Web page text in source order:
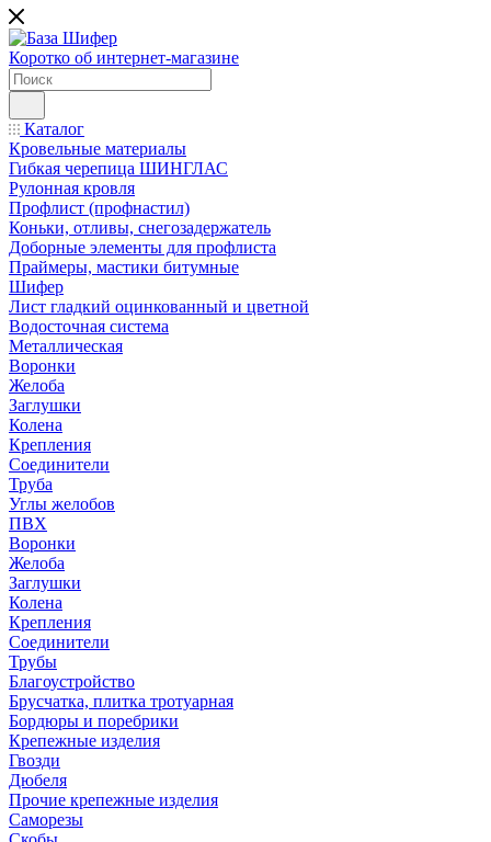
Коротко об интернет-магазине
Каталог
Кровельные материалы
Гибкая черепица ШИНГЛАС
Рулонная кровля
Профлист (профнастил)
Коньки, отливы, снегозадержатель
Доборные элементы для профлиста
Праймеры, мастики битумные
Шифер
Лист гладкий оцинкованный и цветной
Водосточная система
Металлическая
Воронки
Желоба
Заглушки
Колена
Крепления
Соединители
Труба
Углы желобов
ПВХ
Воронки
Желоба
Заглушки
Колена
Крепления
Соединители
Трубы
Благоустройство
Брусчатка, плитка тротуарная
Бордюры и поребрики
Крепежные изделия
Гвозди
Дюбеля
Прочие крепежные изделия
Саморезы